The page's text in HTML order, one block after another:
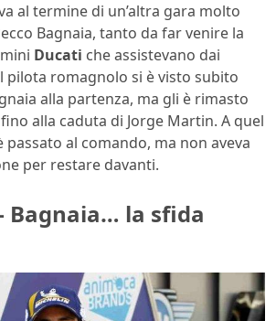
al termine di un’altra gara molto
Bagnaia, tanto da far venire la
Ducati che assistevano dai
pilota romagnolo si è visto subito
alla partenza, ma gli è rimasto
alla caduta di Jorge Martin. A quel
al comando, ma non aveva
per restare davanti.
Bagnaia… la sfida